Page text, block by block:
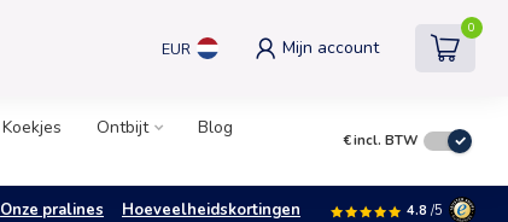
EUR Mijn account
0
Koekjes Ontbijt
Blog
€incl. BTW
Onze pralines Hoeveelheidskortingen 4.8 /5